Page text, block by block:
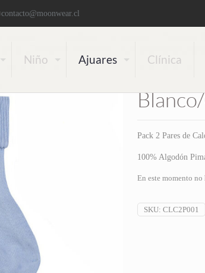
contacto@moonwear.cl
Niño Ajuares Clínica
Pack
Pack 2 Pares de
100% Algodón
En este momento
SKU: CLC2P001